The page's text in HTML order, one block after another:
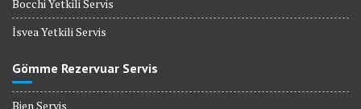
Bocchi Yetkili Servis
İsvea Yetkili Servis
Gömme Rezervuar Servis
Bien Servis